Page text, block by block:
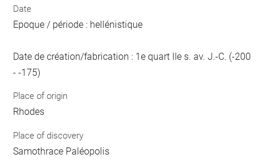
Date
Epoque / période : hellénistique
Date de création/fabrication : 1e quart IIe s. av. J.-C. (-200
- -175)
Place of origin
Rhodes
Place of discovery
Samothrace Paléopolis